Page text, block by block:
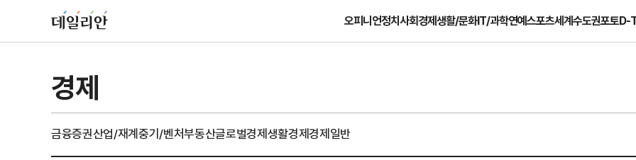
오피니언정치사회경제생활/문화IT/과학연예스포츠세계수도권포토D-
경제
금융증권산업/재계중기/벤처부동산글로벌경제생활경제경제일반